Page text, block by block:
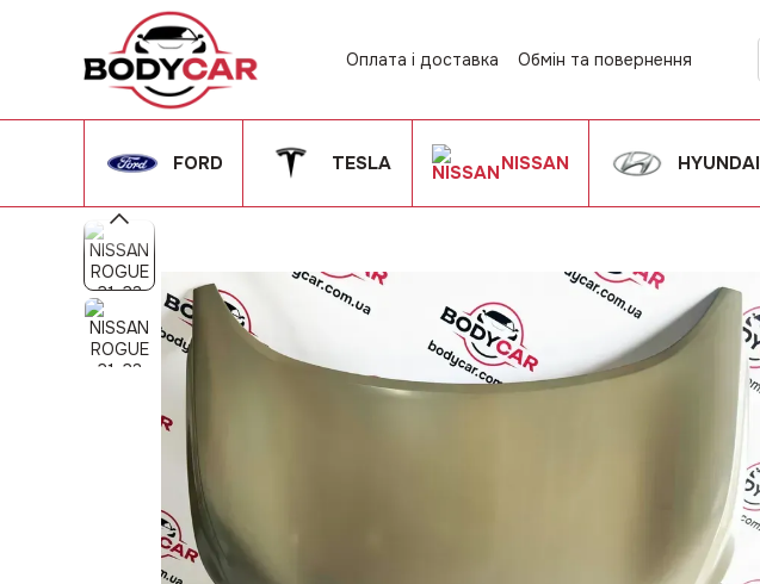
Перейти до основного контенту
Оплата і доставка
Обмін та повернення
FORD TESLA NISSAN HYUNDAI